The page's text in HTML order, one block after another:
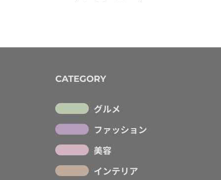
CATEGORY
グルメ
ファッション
美容
インテリア